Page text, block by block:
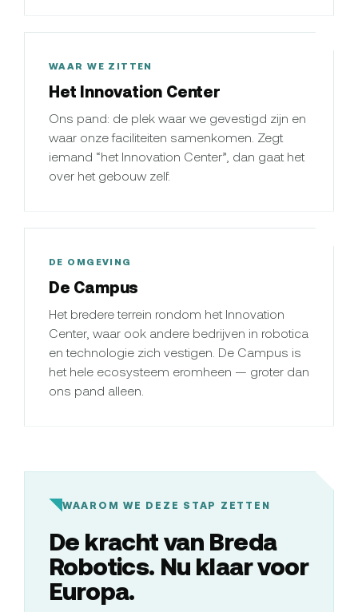
WAAR WE ZITTEN
Het Innovation Center
Ons pand: de plek waar we gevestigd zijn en
waar onze faciliteiten samenkomen. Zegt
iemand “het Innovation Center”, dan gaat het
over het gebouw zelf.
DE OMGEVING
De Campus
Het bredere terrein rondom het Innovation
Center, waar ook andere bedrijven in robotica
en technologie zich vestigen. De Campus is
het hele ecosysteem eromheen — groter dan
ons pand alleen.
WAAROM WE DEZE STAP ZETTEN
De kracht van Breda
Robotics. Nu klaar voor
Europa.